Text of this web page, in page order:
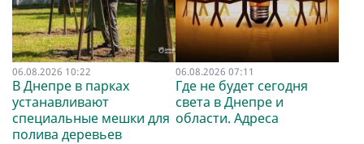
06.08.2026 10:22
В Днепре в парках
устанавливают
специальные мешки для
полива деревьев
06.08.2026 07:11
Где не будет сегодня
света в Днепре и
области. Адреса